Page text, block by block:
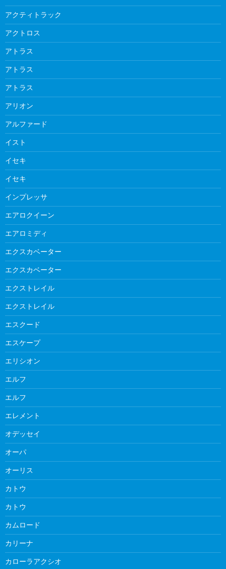
アクティトラック
アクトロス
アトラス
アトラス
アトラス
アリオン
アルファード
イスト
イセキ
イセキ
インプレッサ
エアロクイーン
エアロミディ
エクスカベーター
エクスカベーター
エクストレイル
エクストレイル
エスクード
エスケープ
エリシオン
エルフ
エルフ
エレメント
オデッセイ
オーパ
オーリス
カトウ
カトウ
カムロード
カリーナ
カローラアクシオ